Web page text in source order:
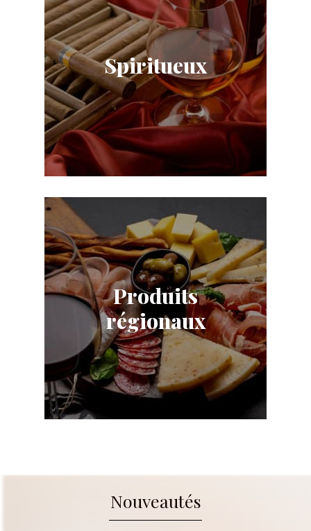
Spiritueux
Produits
régionaux
Nouveautés